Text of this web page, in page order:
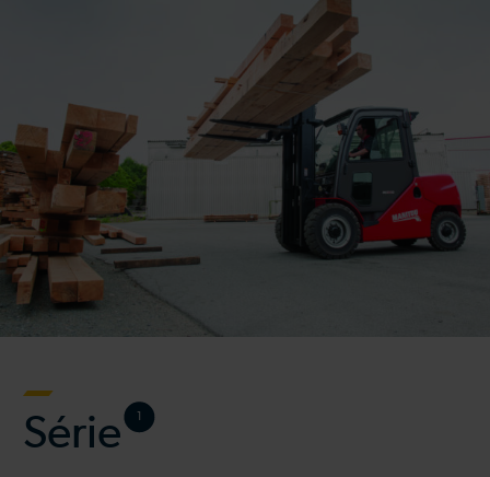
Série 1